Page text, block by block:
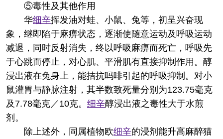
⑤毒性及其他作用
华细辛挥发油对蛙、小鼠、兔等，初呈兴奋现
象，继即陷于麻痹状态，逐渐使随意运动及呼吸运动
减退，同时反射消失，终以呼吸麻痹而死亡，呼吸先
于心跳而停止，对心肌、平滑肌有直接抑制作用。醇
浸出液在兔身上，能拮抗吗啡引起的呼吸抑制。对小
鼠灌胃与静脉注射，其半数致死量分别为123.75毫克
及7.78毫克／10克。 细辛醇浸出液之毒性大于水煎
剂。
除上述外，同属植物欧细辛的浸剂能升高麻醉猫